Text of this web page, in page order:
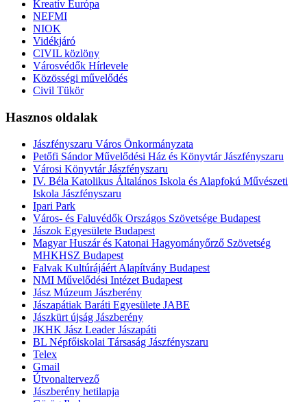
Kreatív Európa
NEFMI
NIOK
Vidékjáró
CIVIL közlöny
Városvédők Hírlevele
Közösségi művelődés
Civil Tükör
Hasznos oldalak
Jászfényszaru Város Önkormányzata
Petőfi Sándor Művelődési Ház és Könyvtár Jászfényszaru
Városi Könyvtár Jászfényszaru
IV. Béla Katolikus Általános Iskola és Alapfokú Művészeti
Iskola Jászfényszaru
Ipari Park
Város- és Faluvédők Országos Szövetsége Budapest
Jászok Egyesülete Budapest
Magyar Huszár és Katonai Hagyományőrző Szövetség
MHKHSZ Budapest
Falvak Kultúrájáért Alapítvány Budapest
NMI Művelődési Intézet Budapest
Jász Múzeum Jászberény
Jászapátiak Baráti Egyesülete JABE
Jászkürt újság Jászberény
JKHK Jász Leader Jászapáti
BL Népfőiskolai Társaság Jászfényszaru
Telex
Gmail
Útvonaltervező
Jászberény hetilapja